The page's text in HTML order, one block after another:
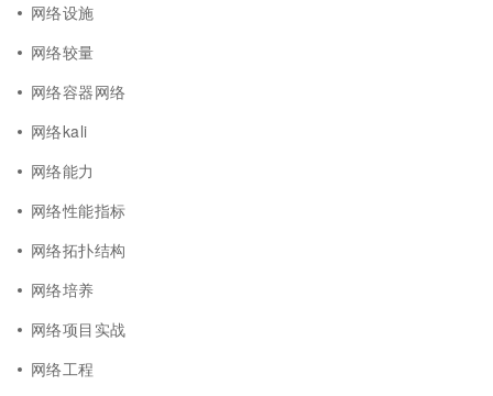
网络设施
网络较量
网络容器网络
网络kali
网络能力
网络性能指标
网络拓扑结构
网络培养
网络项目实战
网络工程